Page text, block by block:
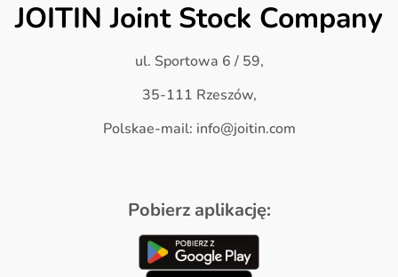
JOITIN Joint Stock Company
ul. Sportowa 6 / 59,
35-111 Rzeszów,
Polskae-mail: info@joitin.com
Pobierz aplikację: